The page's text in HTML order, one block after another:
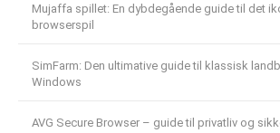
Mujaffa spillet: En dybdegående guide til det
browserspil
SimFarm: Den ultimative guide til klassisk
Windows
AVG Secure Browser – guide til privatliv og